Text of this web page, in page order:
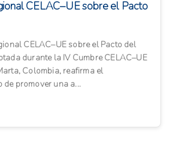
CELAC–UE sobre el Pacto
CELAC–UE sobre el Pacto del
durante la IV Cumbre CELAC–UE
Colombia, reafirma el
promover una a...